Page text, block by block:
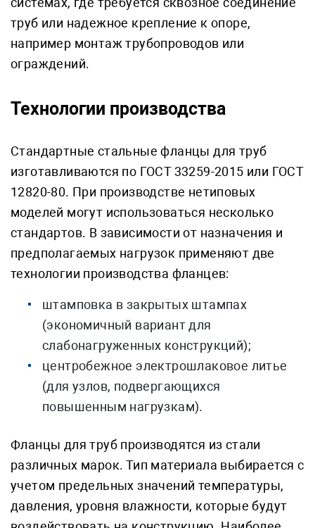
труб или надежное крепление к опоре,
например монтаж трубопроводов или
ограждений.
Технологии производства
Стандартные стальные фланцы для труб
изготавливаются по ГОСТ 33259-2015 или ГОСТ
12820-80. При производстве нетиповых
моделей могут использоваться несколько
стандартов. В зависимости от назначения и
предполагаемых нагрузок применяют две
технологии производства фланцев:
штамповка в закрытых штампах
(экономичный вариант для
слабонагруженных конструкций);
центробежное электрошлаковое литье
(для узлов, подвергающихся
повышенным нагрузкам).
Фланцы для труб производятся из стали
различных марок. Тип материала выбирается с
учетом предельных значений температуры,
давления, уровня влажности, которые будут